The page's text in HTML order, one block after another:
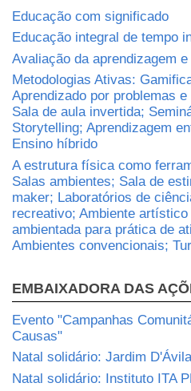
Educação com significado
Educação integral de tempo
Avaliação da aprendizagem
Metodologias Ativas:
Aprendizado por problemas
Sala de aula invertida;
Storytelling; Aprendizagem
Ensino híbrido
A estrutura física como
Salas ambientes; Sala de
maker; Laboratórios de
recreativo; Ambiente
ambientada para prática de
Ambientes convencionais;
EMBAIXADORA DAS
Evento "Campanhas
Causas"
Natal solidário: Jardim
Natal solidário: Instituto ITA